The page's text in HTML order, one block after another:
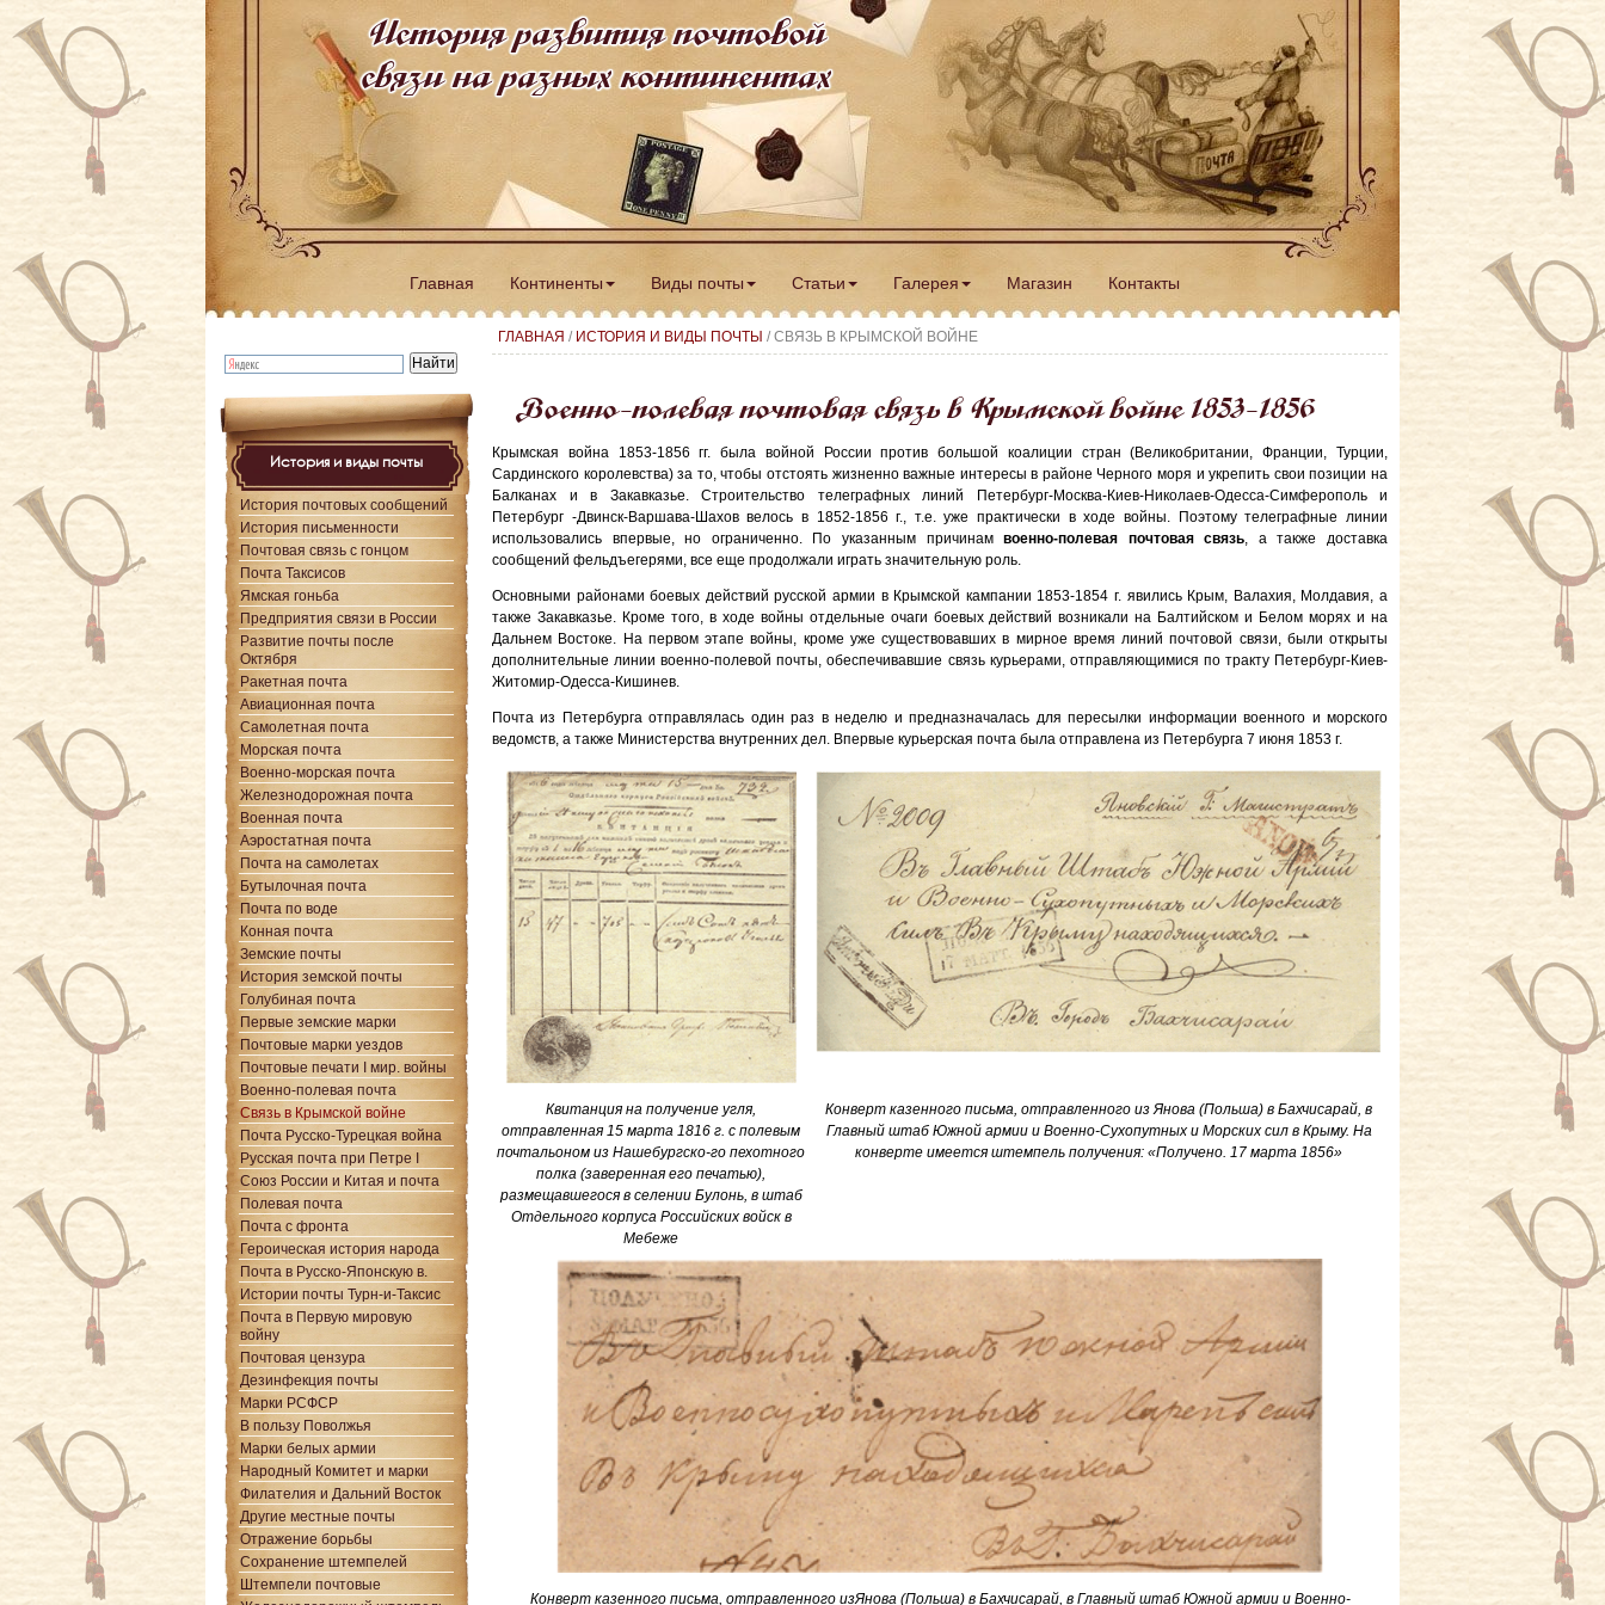
История развития почтовой
связи на разных континентах
Главная Континенты Виды почты Статьи Галерея Магазин Контакты
ГЛАВНАЯ / ИСТОРИЯ И ВИДЫ ПОЧТЫ / СВЯЗЬ В КРЫМСКОЙ ВОЙНЕ
Военно-полевая почтовая связь в Крымской войне 1853-1856
Крымская война 1853-1856 гг. была войной России против большой коалиции стран (Великобритании, Франции, Турции,
Сардинского королевства) за то, чтобы отстоять жизненно важные интересы в районе Черного моря и укрепить свои позиции на
Балканах и в Закавказье. Строительство телеграфных линий Петербург-Москва-Киев-Николаев-Одесса-Симферополь и
Петербург -Двинск-Варшава-Шахов велось в 1852-1856 г., т.е. уже практически в ходе войны. Поэтому телеграфные линии
использовались впервые, но ограниченно. По указанным причинамвоенно-полевая почтовая связь, а также доставка
сообщений фельдъегерями, все еще продолжали играть значительную роль.
Основными районами боевых действий русской армии в Крымской кампании 1853-1854 г. явились Крым, Валахия, Молдавия, а
также Закавказье. Кроме того, в ходе войны отдельные очаги боевых действий возникали на Балтийском и Белом морях и на
Дальнем Востоке. На первом этапе войны, кроме уже существовавших в мирное время линий почтовой связи, были открыты
дополнительные линии военно-полевой почты, обеспечивавшие связь курьерами, отправляющимися по тракту Петербург-Киев-
Житомир-Одесса-Кишинев.
Почта из Петербурга отправлялась один раз в неделю и предназначалась для пересылки информации военного и морского
ведомств, а также Министерства внутренних дел. Впервые курьерская почта была отправлена из Петербурга 7 июня 1853 г.
Квитанция на получение угля,
отправленная 15 марта 1816 г. с полевым
почтальоном из Нашебургско-го пехотного
полка (заверенная его печатью),
размещавшегося в селении Булонь, в штаб
Отдельного корпуса Российских войск в
Мебеже
Конверт казенного письма, отправленного из Янова (Польша) в Бахчисарай, в
Главный штаб Южной армии и Военно-Сухопутных и Морских сил в Крыму. На
конверте имеется штемпель получения: «Получено. 17 марта 1856»
Конверт казенного письма, отправленного изЯнова (Польша) в Бахчисарай, в Главный штаб Южной армии и Военно-
История и виды почты
История почтовых сообщений
История письменности
Почтовая связь с гонцом
Почта Таксисов
Ямская гоньба
Предприятия связи в России
Развитие почты после
Октября
Ракетная почта
Авиационная почта
Самолетная почта
Морская почта
Военно-морская почта
Железнодорожная почта
Военная почта
Аэростатная почта
Почта на самолетах
Бутылочная почта
Почта по воде
Конная почта
Земские почты
История земской почты
Голубиная почта
Первые земские марки
Почтовые марки уездов
Почтовые печати I мир. войны
Военно-полевая почта
Связь в Крымской войне
Почта Русско-Турецкая война
Русская почта при Петре I
Союз России и Китая и почта
Полевая почта
Почта с фронта
Героическая история народа
Почта в Русско-Японскую в.
Истории почты Турн-и-Таксис
Почта в Первую мировую
войну
Почтовая цензура
Дезинфекция почты
Марки РСФСР
В пользу Поволжья
Марки белых армии
Народный Комитет и марки
Филателия и Дальний Восток
Другие местные почты
Отражение борьбы
Сохранение штемпелей
Штемпели почтовые